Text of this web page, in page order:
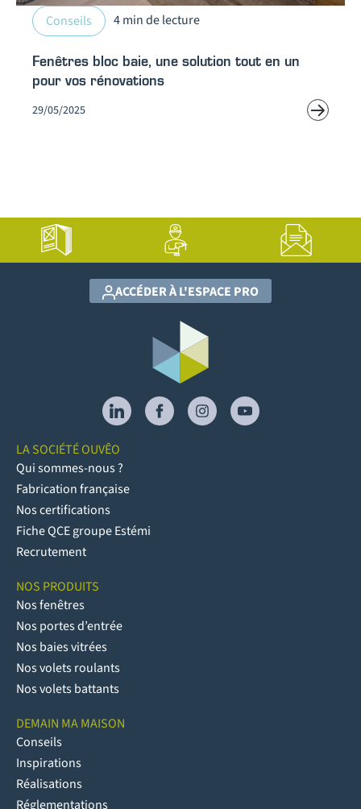
Conseils 4 min de lecture
Fenêtres bloc baie, une solution tout en un
pour vos rénovations
29/05/2025
ACCÉDER À L'ESPACE PRO
LA SOCIÉTÉ OUVÊO
Qui sommes-nous ?
Fabrication française
Nos certifications
Fiche QCE groupe Estémi
Recrutement
NOS PRODUITS
Nos fenêtres
Nos portes d’entrée
Nos baies vitrées
Nos volets roulants
Nos volets battants
DEMAIN MA MAISON
Conseils
Inspirations
Réalisations
Réglementations